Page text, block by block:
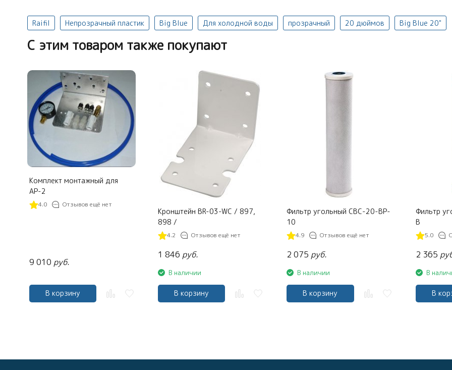
Raifil Непрозрачный пластик Big Blue Для холодной воды прозрачный 20 дюймов Big Blue 20"
C этим товаром также покупают
Комплект монтажный для
АР-2
4.0 Отзывов ещё нет
9 010 руб.
В корзину
Кронштейн BR-03-WC / 897,
898 /
4.2 Отзывов ещё нет
1 846 руб.
В наличии
В корзину
Фильтр угольный CBC-20-BP-
10
4.9 Отзывов ещё нет
2 075 руб.
В наличии
В корзину
Фильтр
B
5.0
2 365
В
В